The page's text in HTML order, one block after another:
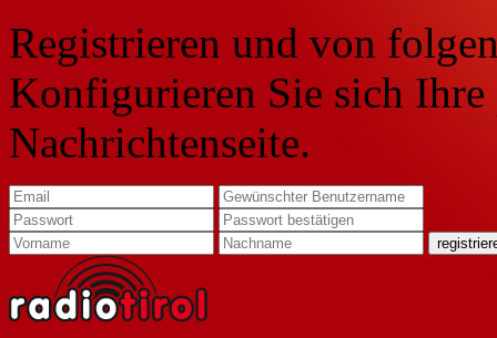
Registrieren und von
Konfigurieren Sie sich
Nachrichtenseite.